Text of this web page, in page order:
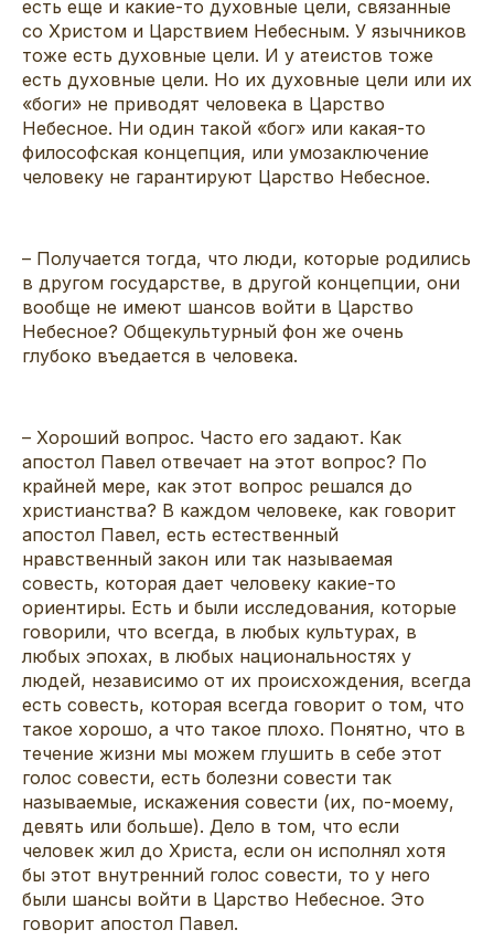
есть еще и какие-то духовные цели, связанные
со Христом и Царствием Небесным. У язычников
тоже есть духовные цели. И у атеистов тоже
есть духовные цели. Но их духовные цели или их
«боги» не приводят человека в Царство
Небесное. Ни один такой «бог» или какая-то
философская концепция, или умозаключение
человеку не гарантируют Царство Небесное.
– Получается тогда, что люди, которые родились
в другом государстве, в другой концепции, они
вообще не имеют шансов войти в Царство
Небесное? Общекультурный фон же очень
глубоко въедается в человека.
– Хороший вопрос. Часто его задают. Как
апостол Павел отвечает на этот вопрос? По
крайней мере, как этот вопрос решался до
христианства? В каждом человеке, как говорит
апостол Павел, есть естественный
нравственный закон или так называемая
совесть, которая дает человеку какие-то
ориентиры. Есть и были исследования, которые
говорили, что всегда, в любых культурах, в
любых эпохах, в любых национальностях у
людей, независимо от их происхождения, всегда
есть совесть, которая всегда говорит о том, что
такое хорошо, а что такое плохо. Понятно, что в
течение жизни мы можем глушить в себе этот
голос совести, есть болезни совести так
называемые, искажения совести (их, по-моему,
девять или больше). Дело в том, что если
человек жил до Христа, если он исполнял хотя
бы этот внутренний голос совести, то у него
были шансы войти в Царство Небесное. Это
говорит апостол Павел.